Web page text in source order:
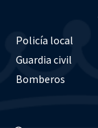
Policía local
Guardia civil
Bomberos